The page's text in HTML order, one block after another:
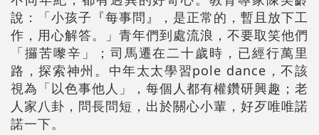
說：「小孩子『每事問』，是正常的，暫且放下工
作，用心解答。」青年們到處流浪，不要取笑他們
「攞苦嚟辛」；司馬遷在二十歲時，已經行萬里
路，探索神州。中年太太學習pole dance，不該
視為「以色事他人」，每個人都有權鑽研興趣；老
人家八卦，問長問短，出於關心小輩，好歹唯唯諾
諾一下。